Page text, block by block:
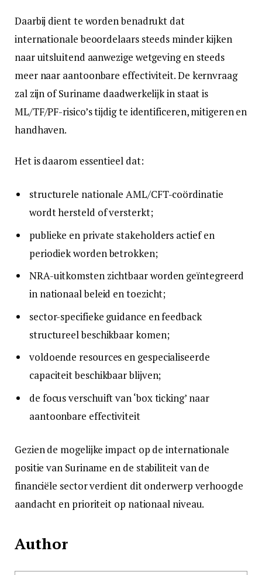
Daarbij dient te worden benadrukt dat
internationale beoordelaars steeds minder kijken
naar uitsluitend aanwezige wetgeving en steeds
meer naar aantoonbare effectiviteit. De kernvraag
zal zijn of Suriname daadwerkelijk in staat is
ML/TF/PF-risico’s tijdig te identificeren, mitigeren en
handhaven.
Het is daarom essentieel dat:
structurele nationale AML/CFT-coördinatie
wordt hersteld of versterkt;
publieke en private stakeholders actief en
periodiek worden betrokken;
NRA-uitkomsten zichtbaar worden geïntegreerd
in nationaal beleid en toezicht;
sector-specifieke guidance en feedback
structureel beschikbaar komen;
voldoende resources en gespecialiseerde
capaciteit beschikbaar blijven;
de focus verschuift van ‘box ticking’ naar
aantoonbare effectiviteit
Gezien de mogelijke impact op de internationale
positie van Suriname en de stabiliteit van de
financiële sector verdient dit onderwerp verhoogde
aandacht en prioriteit op nationaal niveau.
Author